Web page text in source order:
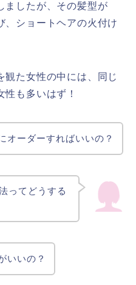
ましたが、その髪型が
、ショートヘアの火付け
観た女性の中には、同じ
も多いはず！
オーダーすればいいの？
ってどうする
いいの？